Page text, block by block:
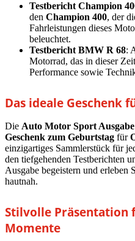
Testbericht Champion
den Champion 400, der
Fahrleistungen dieses
beleuchtet.
Testbericht BMW R 68:
Motorrad, das in dieser
Performance sowie
Das ideale Geschenk
Die Auto Motor Sport Ausgabe
Geschenk zum Geburtstag für
einzigartiges Sammlerstück für
den tiefgehenden Testberichten
Ausgabe begeistern und erleben
hautnah.
Stilvolle Präsentation
Momente